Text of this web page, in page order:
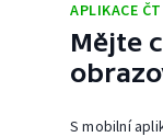
APLIKACE
Mějte
S mobilní